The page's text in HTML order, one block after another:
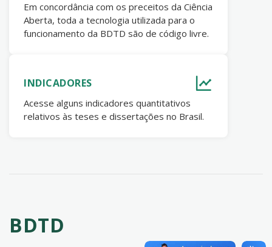
Em concordância com os preceitos da Ciência
Aberta, toda a tecnologia utilizada para o
funcionamento da BDTD são de código livre.
INDICADORES
Acesse alguns indicadores quantitativos
relativos às teses e dissertações no Brasil.
BDTD